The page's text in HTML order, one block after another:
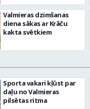
Valmieras dzimšanas
diena sākas ar Krāču
kakta svētkiem
Sporta vakari kļūst par
daļu no Valmieras
pilsētas ritma